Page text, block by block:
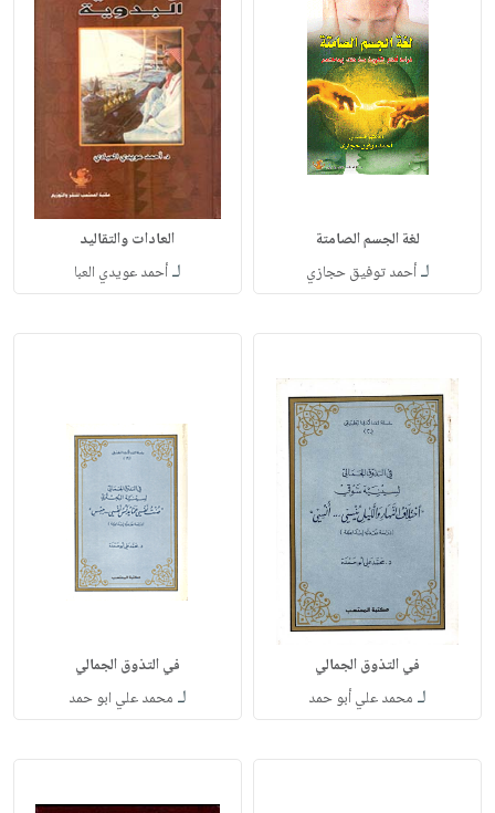
لغة الجسم الصامتة
لـأحمد توفيق حجازي
العادات والتقاليد
لـأحمد عويدي العبا
في التذوق الجمالي
لـ محمد علي أبو حمد
في التذوق الجمالي
لـ محمد علي ابو حمد